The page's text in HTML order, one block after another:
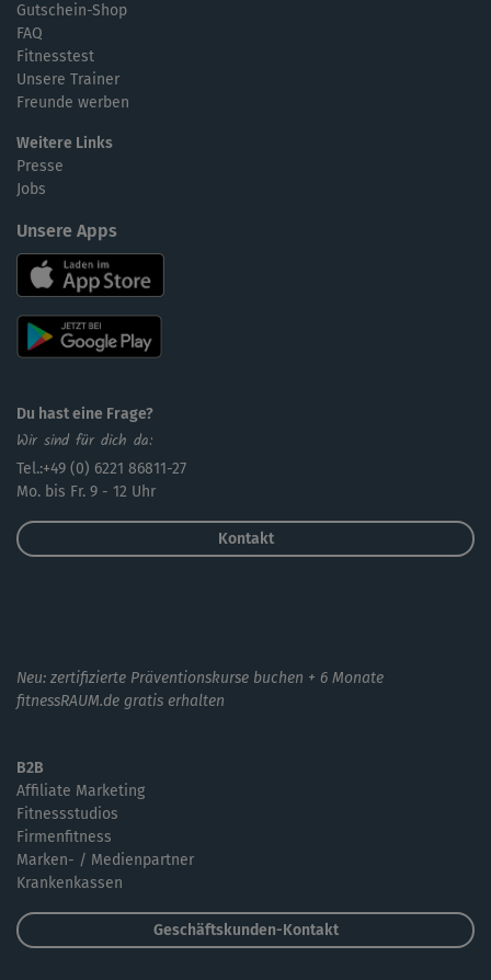
Gutschein-Shop
FAQ
Fitnesstest
Unsere Trainer
Freunde werben
Weitere Links
Presse
Jobs
Unsere Apps
Du hast eine Frage?
Wir sind für dich da:
Tel.:+49 (0) 6221 86811-27
Mo. bis Fr. 9 - 12 Uhr
Kontakt
Neu: zertifizierte Präventionskurse buchen + 6 Monate
fitnessRAUM.de gratis erhalten
B2B
Affiliate Marketing
Fitnessstudios
Firmenfitness
Marken- / Medienpartner
Krankenkassen
Geschäftskunden-Kontakt